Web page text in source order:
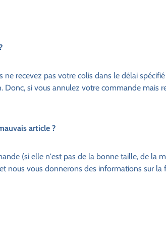
ne recevez pas votre colis dans le délai
Donc, si vous annulez votre commande
article ?
(si elle n'est pas de la bonne taille, de la
nous vous donnerons des informations sur la